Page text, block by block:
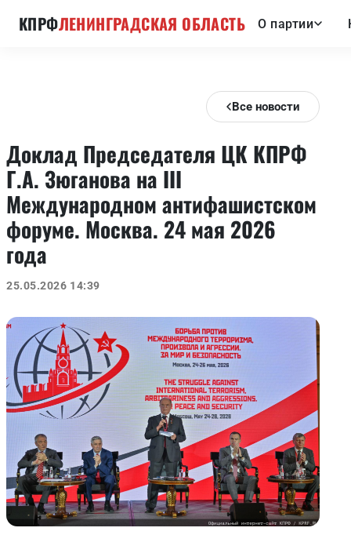
КПРФЛЕНИНГРАДСКАЯ ОБЛАСТЬ О партии
Все новости
Доклад Председателя ЦК КПРФ
Г.А. Зюганова на III
Международном антифашистском
форуме. Москва. 24 мая 2026
года
25.05.2026 14:39